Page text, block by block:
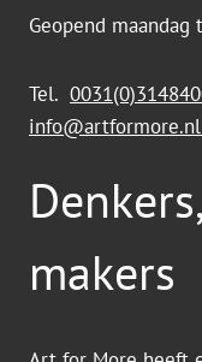
Geopend
Tel.
info@artformore.nl
makers